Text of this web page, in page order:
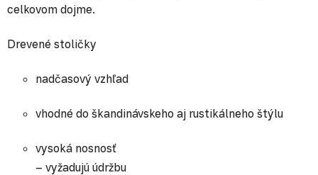
celkovom dojme.
Drevené stoličky
nadčasový vzhľad
vhodné do škandinávskeho aj rustikálneho štýlu
vysoká nosnosť
– vyžadujú údržbu